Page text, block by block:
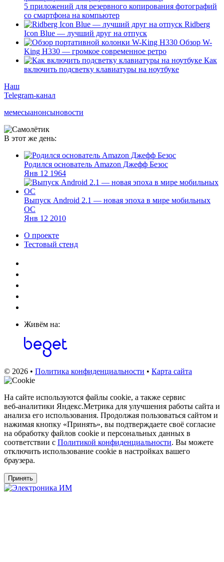
5 приложений для резервного копирования фотографий
со смартфона на компьютер
Ridberg
Icon Blue — лучший друг на отпуск
Обзор W-
King H330 — громкое современное ретро
Как
включить подсветку клавиатуры на ноутбуке
Наш
Telegram-канал
мемесыанонсыновости
В этот же день:
Родился основатель Amazon Джефф Безос
Янв 12 1964
Выпуск Android 2.1 — новая эпоха в мире мобильных
ОС
Янв 12 2010
О проекте
Тестовый стенд
Живём на:
© 2026 • Политика конфиденциальности • Карта сайта
На сайте используются файлы cookie, а также сервис
веб‑аналитики Яндекс.Метрика для улучшения работы сайта и
анализа его использования. Продолжая пользоваться сайтом и
нажимая кнопку «Принять», вы подтверждаете своё согласие
на обработку файлов cookie и персональных данных в
соответствии с Политикой конфиденциальности. Вы можете
отключить использование cookie в настройках вашего
браузера.
Принять